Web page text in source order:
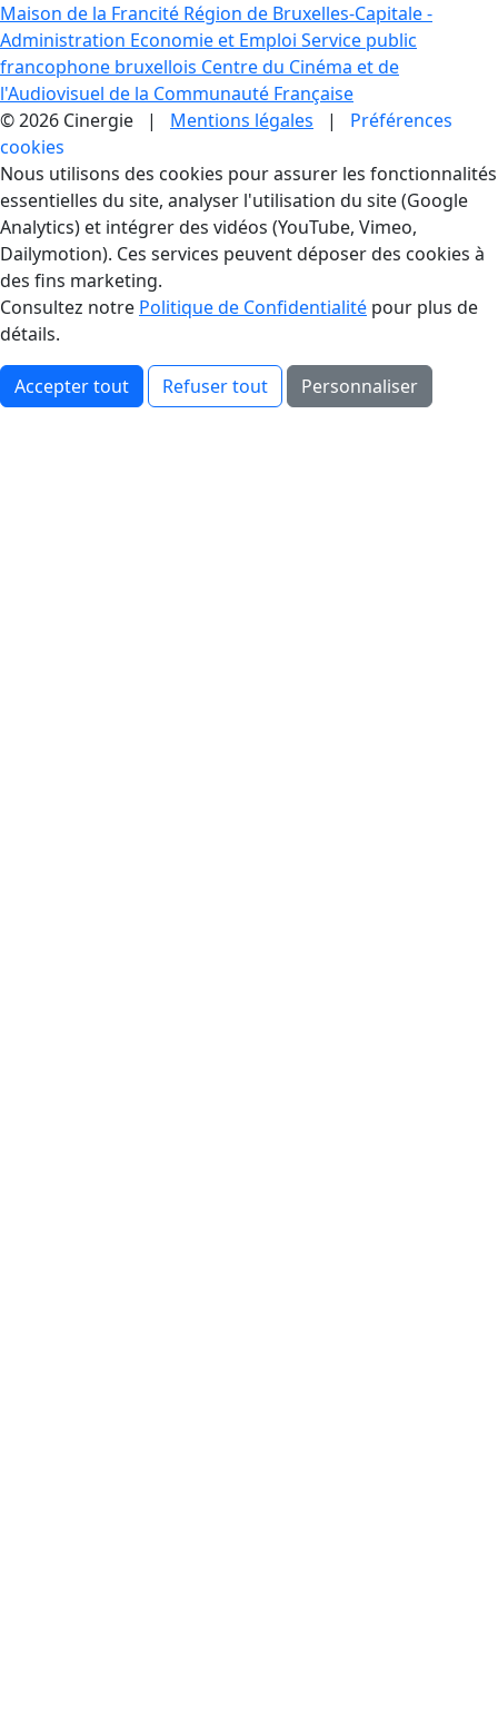
Maison de la Francité Région de Bruxelles-Capitale -
Administration Economie et Emploi Service public
francophone bruxellois Centre du Cinéma et de
l'Audiovisuel de la Communauté Française
© 2026 Cinergie | Mentions légales | Préférences
cookies
Gestion des Cookies
Nous utilisons des cookies pour assurer les fonctionnalités
essentielles du site, analyser l'utilisation du site (Google
Analytics) et intégrer des vidéos (YouTube, Vimeo,
Dailymotion). Ces services peuvent déposer des cookies à
des fins marketing.
Consultez notre Politique de Confidentialité pour plus de
détails.
Accepter tout Refuser tout Personnaliser